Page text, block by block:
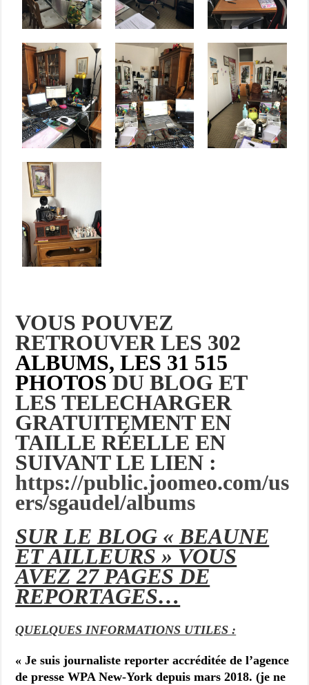
VOUS POUVEZ
RETROUVER LES 302
ALBUMS, LES 31 515
PHOTOS DU BLOG ET
LES TELECHARGER
GRATUITEMENT EN
TAILLE RÉELLE EN
SUIVANT LE LIEN :
https://public.joomeo.com/us
ers/sgaudel/albums
SUR LE BLOG « BEAUNE
ET AILLEURS » VOUS
AVEZ 27 PAGES DE
REPORTAGES…
QUELQUES INFORMATIONS UTILES :
« Je suis journaliste reporter accréditée de l’agence
de presse WPA New-York depuis mars 2018. (je ne